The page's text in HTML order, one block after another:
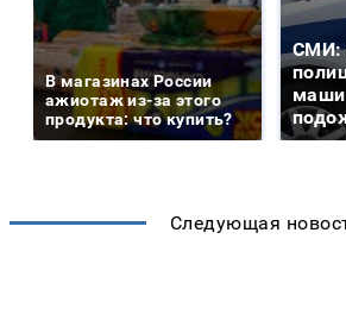
В магазинах России
ажиотаж из-за этого
продукта: что купить?
СМИ:
Следующая